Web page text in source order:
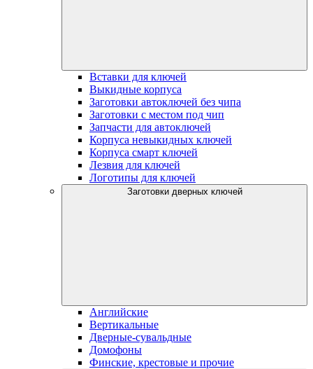
Вставки для ключей
Выкидные корпуса
Заготовки автоключей без чипа
Заготовки с местом под чип
Запчасти для автоключей
Корпуса невыкидных ключей
Корпуса смарт ключей
Лезвия для ключей
Логотипы для ключей
Заготовки дверных ключей
Английские
Вертикальные
Дверные-сувальдные
Домофоны
Финские, крестовые и прочие